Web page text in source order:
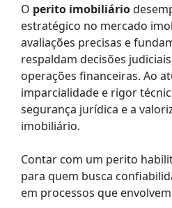
O perito imobiliário
estratégico no mercado
avaliações precisas e
respaldam decisões
operações financeiras. Ao
imparcialidade e rigor
segurança jurídica e a
imobiliário.
Contar com um perito
para quem busca
em processos que